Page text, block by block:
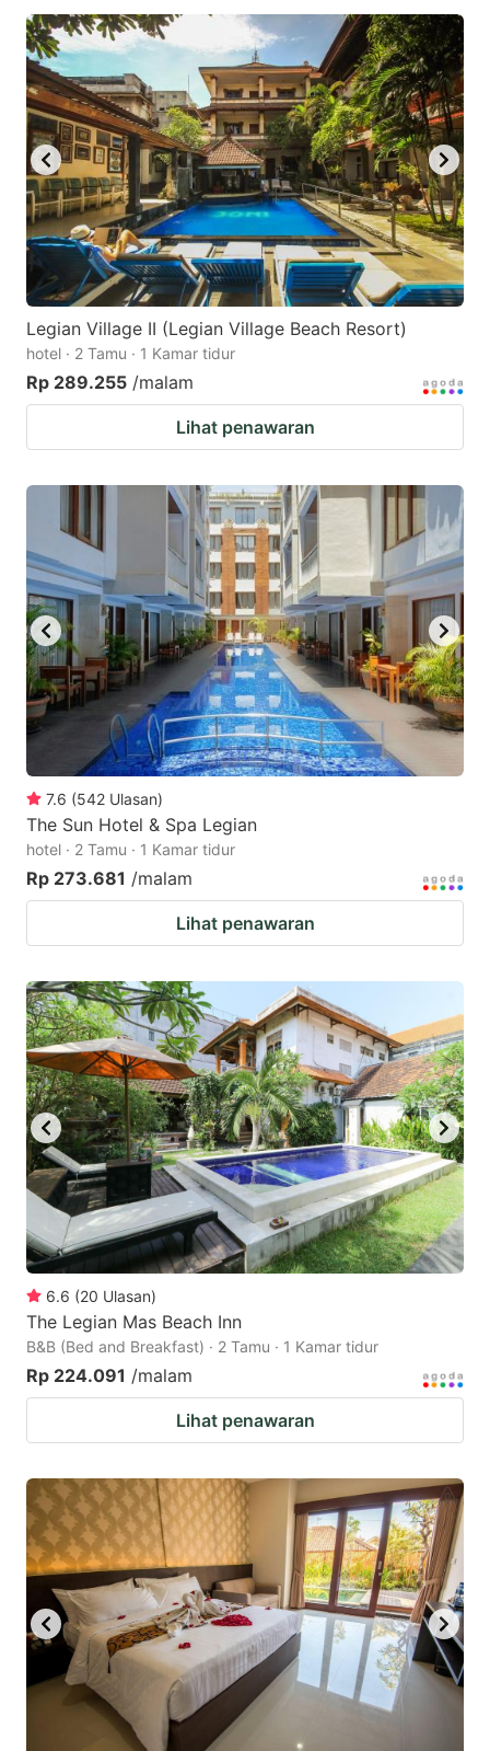
mark
key
to
get
the
keyboard
shortcuts
for
changing
dates.
mark
key
to
get
the
keyboard
shortcuts
for
changing
dates.
Legian Village II (Legian Village Beach Resort)
hotel · 2 Tamu · 1 Kamar tidur
Rp 289.255 /malam
Lihat penawaran
7.6 (542 Ulasan)
The Sun Hotel & Spa Legian
hotel · 2 Tamu · 1 Kamar tidur
Rp 273.681 /malam
Lihat penawaran
6.6 (20 Ulasan)
The Legian Mas Beach Inn
B&B (Bed and Breakfast) · 2 Tamu · 1 Kamar tidur
Rp 224.091 /malam
Lihat penawaran